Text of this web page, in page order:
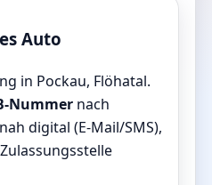
Auto
in Pockau, Flöhatal.
Nummer nach
digital (E-Mail/SMS),